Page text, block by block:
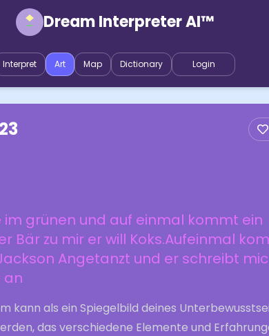
Dream Interpreter AI™
Interpret Art Map Dictionary Login
im grünen und auf einmal kommt ein
Bär zu mir er will Koks.Aufeinmal
Angetanzt und er schreibt
an
kann als ein Spiegelbild deines
das verschiedene Elemente und